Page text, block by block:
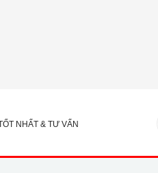
NHẤT & TƯ VẤN